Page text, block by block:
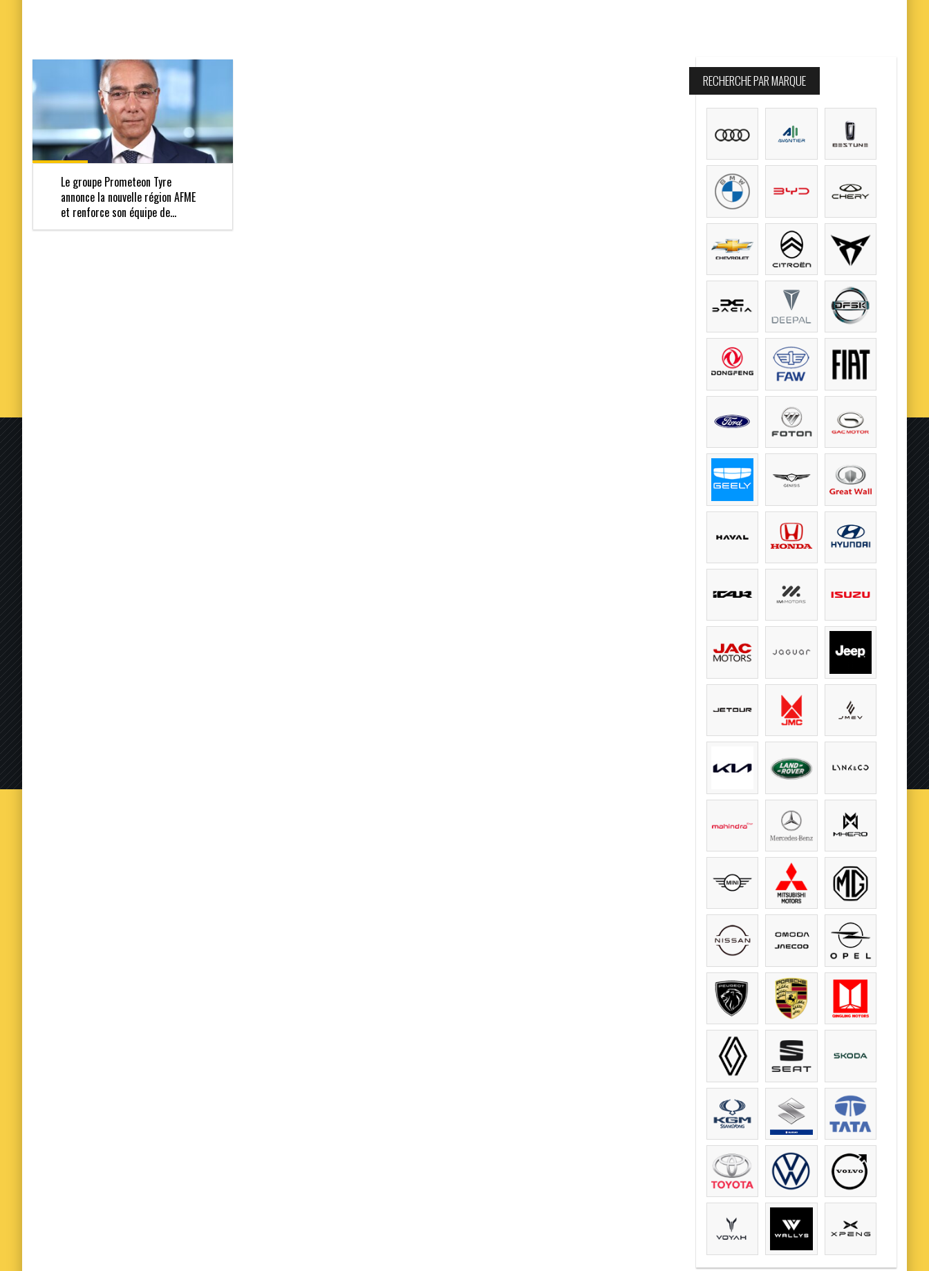
Le groupe Prometeon Tyre
annonce la nouvelle région AFME
et renforce son équipe de...
RECHERCHE PAR MARQUE